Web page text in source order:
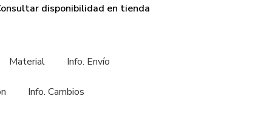
disponibilidad en tienda
Material Info. Envío
Info. Cambios